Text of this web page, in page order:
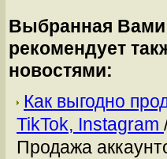
Выбранная Вами
рекомендует
новостями:
Как выгодно
TikTok, Instagram
Продажа